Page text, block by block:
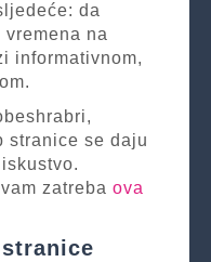
da
na
informativnom,
stranice se daju
zatreba ova